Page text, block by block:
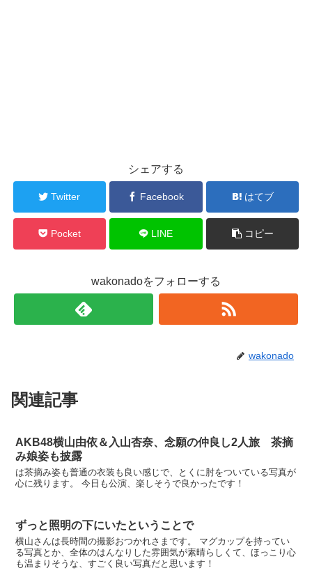
シェアする
Twitter Facebook はてブ
Pocket LINE コピー
wakonadoをフォローする
wakonado
関連記事
AKB48横山由依＆入山杏奈、念願の仲良し2人旅 茶摘
み娘姿も披露
は茶摘み姿も普通の衣装も良い感じで、とくに肘をついている写真が
心に残ります。 今日も公演、楽しそうで良かったです！
ずっと照明の下にいたということで
横山さんは長時間の撮影おつかれさまです。 マグカップを持ってい
る写真とか、全体のはんなりした雰囲気が素晴らしくて、ほっこり心
も温まりそうな、すごく良い写真だと思います！